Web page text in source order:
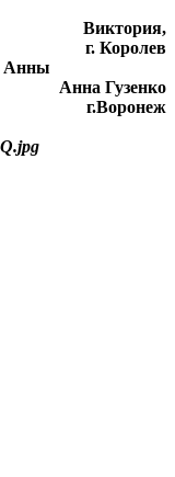
Виктория,
г. Королев
Анна Гузенко
г.Воронеж